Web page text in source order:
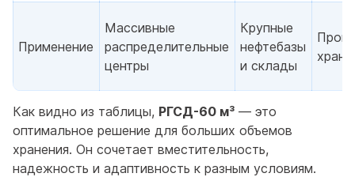
Применение
Массивные
распределительные
центры
Крупные
нефтебазы
и склады
Как видно из таблицы, РГСД-60 м³ — это
оптимальное решение для больших объемов
хранения. Он сочетает вместительность,
надежность и адаптивность к разным условиям.